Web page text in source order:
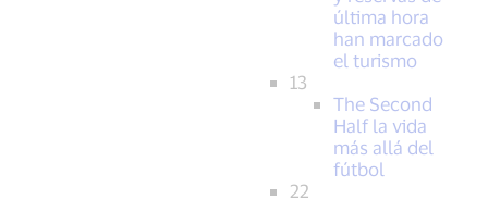
última hora
han marcado
el turismo
13
The Second
Half la vida
más allá del
fútbol
22